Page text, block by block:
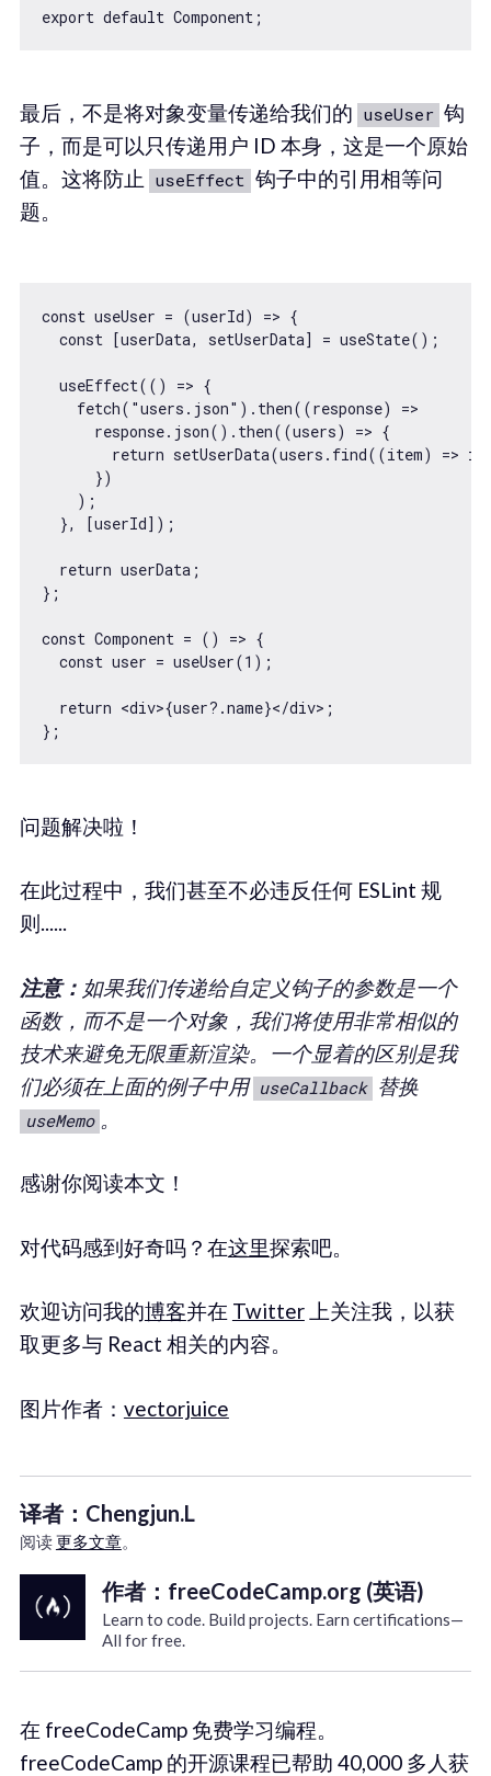
最后，不是将对象变量传递给我们的 useUser 钩
子，而是可以只传递用户 ID 本身，这是一个原始
值。这将防止 useEffect 钩子中的引用相等问
题。
const useUser = (userId) => {
  const [userData, setUserData] = useState();
  useEffect(() => {
    fetch("users.json").then((response) =>
      response.json().then((users) => {
return setUserData(users.find((item) =>
      })
    );
  }, [userId]);
  return userData;
};
const Component = () => {
  const user = useUser(1);
  return <div>{user?.name}</div>;
问题解决啦！
在此过程中，我们甚至不必违反任何 ESLint 规
则......
注意： 如果我们传递给自定义钩子的参数是一个
函数，而不是一个对象，我们将使用非常相似的
技术来避免无限重新渲染。一个显着的区别是我
们必须在上面的例子中用 useCallback 替换
useMemo 。
感谢你阅读本文！
对代码感到好奇吗？在这里探索吧。
欢迎访问我的博客并在 Twitter上关注我，以获
取更多与 React 相关的内容。
图片作者： vectorjuice
译者：Chengjun.L
阅读更多文章。
作者：freeCodeCamp.org (英语)
Learn to code. Build projects. Earn certifications—
All for free.
在 freeCodeCamp 免费学习编程。
freeCodeCamp 的开源课程已帮助 40,000 多人获